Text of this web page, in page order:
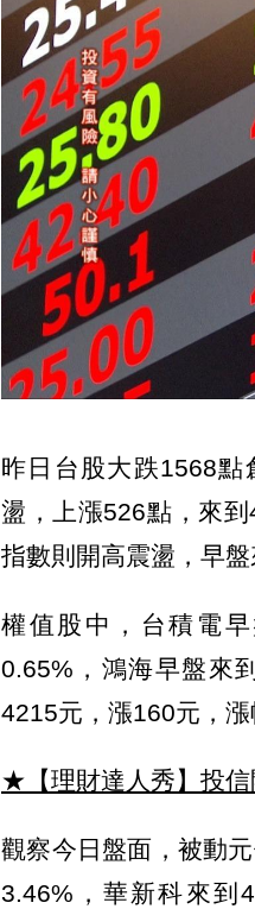
昨日台股大跌1568
盪，上漲526點，來
指數則開高震盪，早
權值股中，台積電
0.65%，鴻海早盤來
4215元，漲160元，
★【理財達人秀】投信
觀察今日盤面，被動
3.46%，華新科來到